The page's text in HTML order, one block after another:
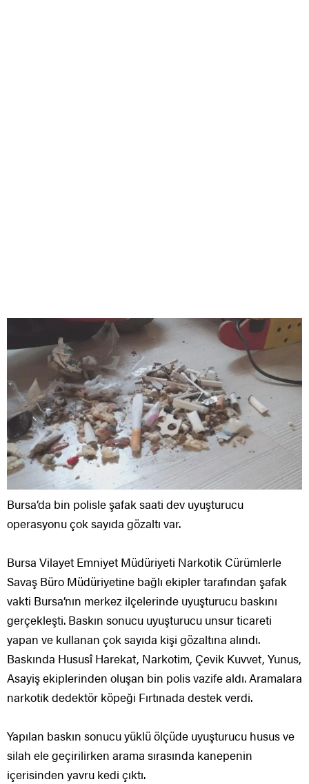
Bursa’da bin polisle şafak saati dev uyuşturucu
operasyonu çok sayıda gözaltı var.
Bursa Vilayet Emniyet Müdüriyeti Narkotik Cürümlerle
Savaş Büro Müdüriyetine bağlı ekipler tarafından şafak
vakti Bursa’nın merkez ilçelerinde uyuşturucu baskını
gerçekleşti. Baskın sonucu uyuşturucu unsur ticareti
yapan ve kullanan çok sayıda kişi gözaltına alındı.
Baskında Hususî Harekat, Narkotim, Çevik Kuvvet, Yunus,
Asayiş ekiplerinden oluşan bin polis vazife aldı. Aramalara
narkotik dedektör köpeği Fırtınada destek verdi.
Yapılan baskın sonucu yüklü ölçüde uyuşturucu husus ve
silah ele geçirilirken arama sırasında kanepenin
içerisinden yavru kedi çıktı.